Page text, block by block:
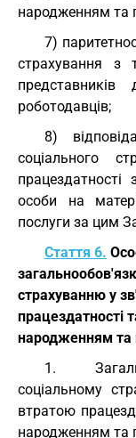
народженням та
7)
страхування з
роботодавців;
8)
соціального
працездатності
особи на
послуги за цим
Стаття 6.
страхуванню у
працездатності
народженням та
1.
соціальному
втратою
народженням та